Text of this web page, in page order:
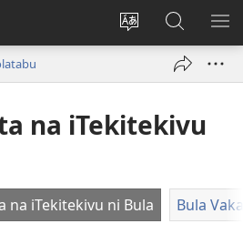
Veisautaka
Dolava
(opens
Vaqara
ena
JW.ORG
na iTekitekivu
na iTekitekivu ni Bula Bula